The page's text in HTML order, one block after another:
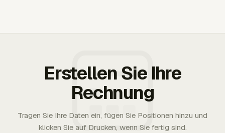
Erstellen Sie Ihre
Rechnung
Tragen Sie Ihre Daten ein, fügen Sie Positionen hinzu und
klicken Sie auf Drucken, wenn Sie fertig sind.